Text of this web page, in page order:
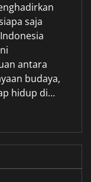
saja
antara
budaya,
hidup di…